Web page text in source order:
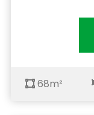
68m²